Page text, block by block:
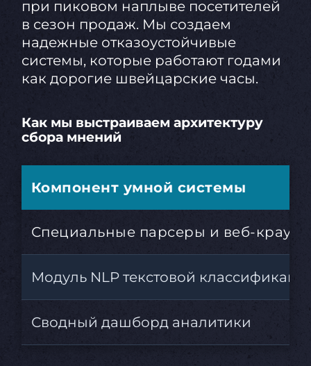
при пиковом наплыве посетителей
в сезон продаж. Мы создаем
надежные отказоустойчивые
системы, которые работают годами
как дорогие швейцарские часы.
Как мы выстраиваем архитектуру
сбора мнений
Компонент умной системы
Специальные парсеры и веб-
Модуль NLP текстовой
Сводный дашборд аналитики